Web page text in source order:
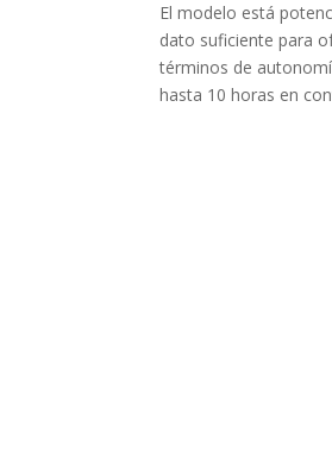
El modelo está
dato suficiente para
términos de
hasta 10 horas en